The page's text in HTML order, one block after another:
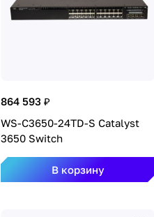
864 593 ₽
WS-C3650-24TD-S Catalyst
3650 Switch
В корзину